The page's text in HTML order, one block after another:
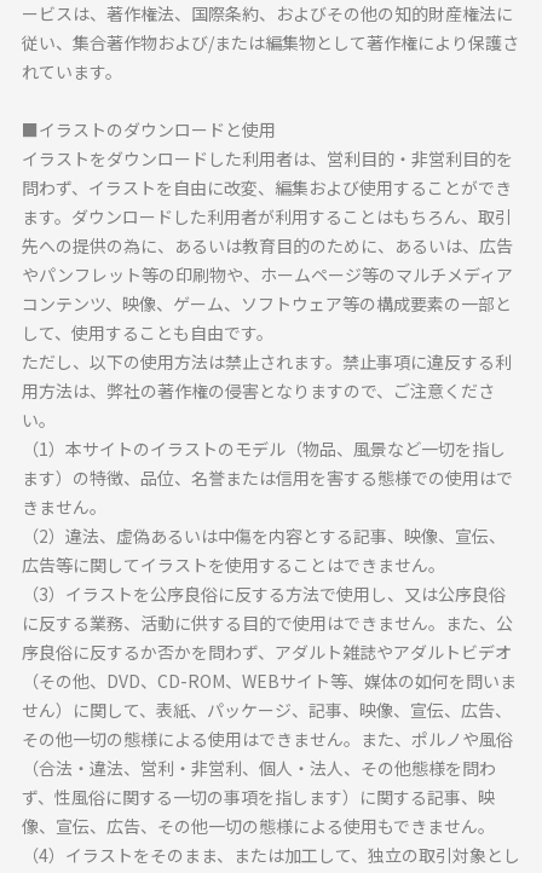
ービスは、著作権法、国際条約、およびその他の知的財産権法に
従い、集合著作物および/または編集物として著作権により保護さ
れています。
■イラストのダウンロードと使用
イラストをダウンロードした利用者は、営利目的・非営利目的を
問わず、イラストを自由に改変、編集および使用することができ
ます。ダウンロードした利用者が利用することはもちろん、取引
先への提供の為に、あるいは教育目的のために、あるいは、広告
やパンフレット等の印刷物や、ホームページ等のマルチメディア
コンテンツ、映像、ゲーム、ソフトウェア等の構成要素の一部と
して、使用することも自由です。
ただし、以下の使用方法は禁止されます。禁止事項に違反する利
用方法は、弊社の著作権の侵害となりますので、ご注意くださ
い。
（1）本サイトのイラストのモデル（物品、風景など一切を指し
ます）の特徴、品位、名誉または信用を害する態様での使用はで
きません。
（2）違法、虚偽あるいは中傷を内容とする記事、映像、宣伝、
広告等に関してイラストを使用することはできません。
（3）イラストを公序良俗に反する方法で使用し、又は公序良俗
に反する業務、活動に供する目的で使用はできません。また、公
序良俗に反するか否かを問わず、アダルト雑誌やアダルトビデオ
（その他、DVD、CD-ROM、WEBサイト等、媒体の如何を問いま
せん）に関して、表紙、パッケージ、記事、映像、宣伝、広告、
その他一切の態様による使用はできません。また、ポルノや風俗
（合法・違法、営利・非営利、個人・法人、その他態様を問わ
ず、性風俗に関する一切の事項を指します）に関する記事、映
像、宣伝、広告、その他一切の態様による使用もできません。
（4）イラストをそのまま、または加工して、独立の取引対象とし